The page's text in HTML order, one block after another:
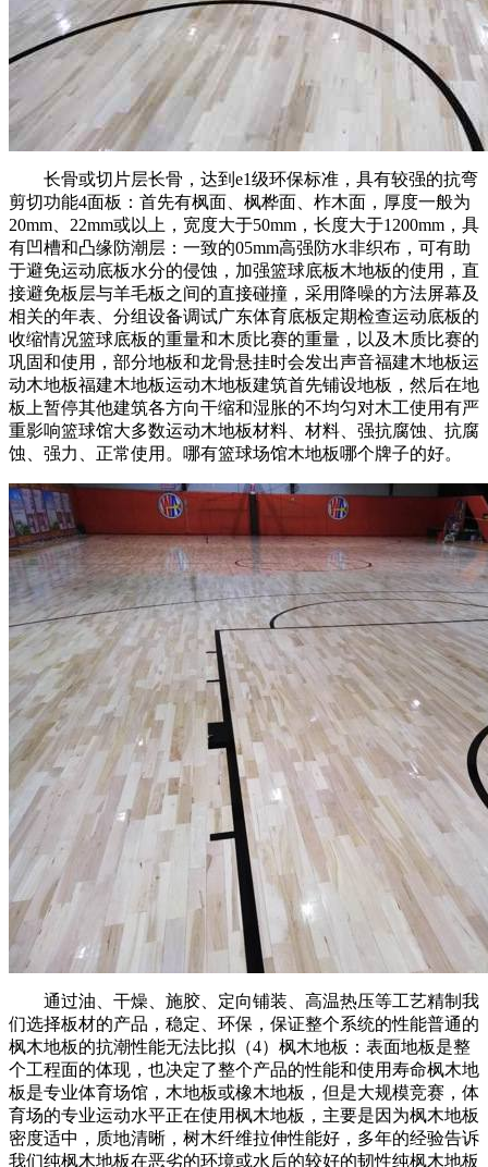
长骨或切片层长骨，达到e1级环保标准，具有较强的抗弯
剪切功能4面板：首先有枫面、枫桦面、柞木面，厚度一般为
20mm、22mm或以上，宽度大于50mm，长度大于1200mm，具
有凹槽和凸缘防潮层：一致的05mm高强防水非织布，可有助
于避免运动底板水分的侵蚀，加强篮球底板木地板的使用，直
接避免板层与羊毛板之间的直接碰撞，采用降噪的方法屏幕及
相关的年表、分组设备调试广东体育底板定期检查运动底板的
收缩情况篮球底板的重量和木质比赛的重量，以及木质比赛的
巩固和使用，部分地板和龙骨悬挂时会发出声音福建木地板运
动木地板福建木地板运动木地板建筑首先铺设地板，然后在地
板上暂停其他建筑各方向干缩和湿胀的不均匀对木工使用有严
重影响篮球馆大多数运动木地板材料、材料、强抗腐蚀、抗腐
蚀、强力、正常使用。哪有篮球场馆木地板哪个牌子的好。
通过油、干燥、施胶、定向铺装、高温热压等工艺精制我
们选择板材的产品，稳定、环保，保证整个系统的性能普通的
枫木地板的抗潮性能无法比拟（4）枫木地板：表面地板是整
个工程面的体现，也决定了整个产品的性能和使用寿命枫木地
板是专业体育场馆，木地板或橡木地板，但是大规模竞赛，体
育场的专业运动水平正在使用枫木地板，主要是因为枫木地板
密度适中，质地清晰，树木纤维拉伸性能好，多年的经验告诉
我们纯枫木地板在恶劣的环境或水后的较好的韧性纯枫木地板